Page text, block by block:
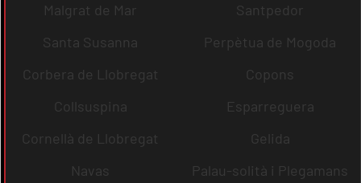
Malgrat de Mar
Santpedor
Santa Susanna
Perpètua de Mogoda
Corbera de Llobregat
Copons
Collsuspina
Esparreguera
Cornellà de Llobregat
Gelida
Navas
Palau-solità i Plegamans